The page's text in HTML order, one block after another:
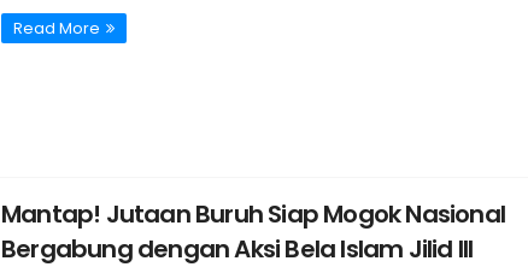
Read More
Mantap! Jutaan Buruh Siap Mogok Nasional
Bergabung dengan Aksi Bela Islam Jilid III